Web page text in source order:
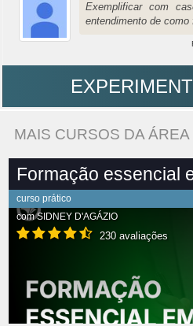
Exemplificar com
entendimento de como
MAIS CURSOS DA
Formação essencial
curso prático
comSIDNEY D'AGÁZIO
230 avaliações